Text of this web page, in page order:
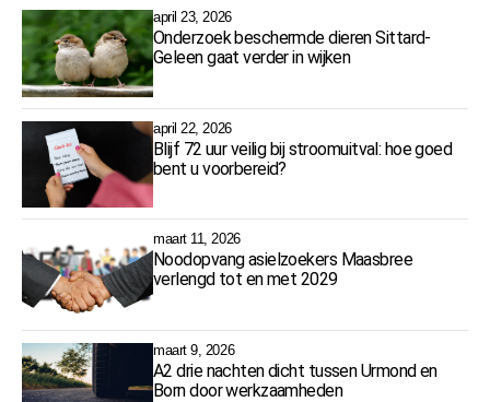
april 23, 2026
Onderzoek beschermde dieren Sittard-
Geleen gaat verder in wijken
april 22, 2026
Blijf 72 uur veilig bij stroomuitval: hoe goed
bent u voorbereid?
maart 11, 2026
Noodopvang asielzoekers Maasbree
verlengd tot en met 2029
maart 9, 2026
A2 drie nachten dicht tussen Urmond en
Born door werkzaamheden